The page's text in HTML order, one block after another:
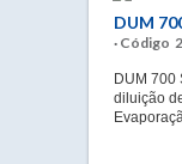
DUM
· Código
DUM 700
diluição